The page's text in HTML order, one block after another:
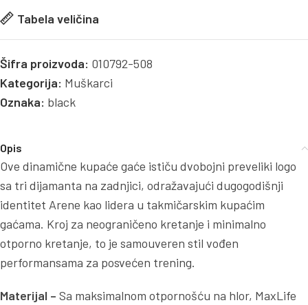
Tabela veličina
Šifra proizvoda: 010792-508
Kategorija: Muškarci
Oznaka: black
Opis
Ove dinamične kupaće gaće ističu dvobojni preveliki logo
sa tri dijamanta na zadnjici, odražavajući dugogodišnji
identitet Arene kao lidera u takmičarskim kupaćim
gaćama. Kroj za neograničeno kretanje i minimalno
otporno kretanje, to je samouveren stil vođen
performansama za posvećen trening.
Materijal – Sa maksimalnom otpornošću na hlor, MaxLife